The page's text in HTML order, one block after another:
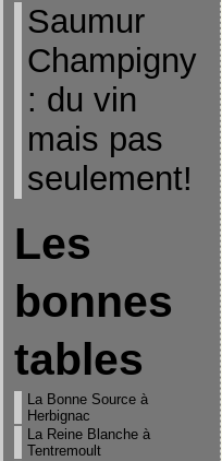
Saumur
Champigny
: du vin
mais pas
seulement!
Les
bonnes
tables
La Bonne Source à
Herbignac
La Reine Blanche à
Tentremoult